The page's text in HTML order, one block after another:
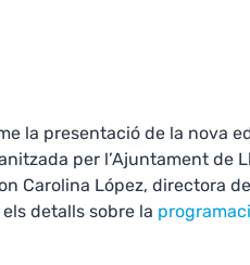
la presentació de la nova
per l’Ajuntament de
Carolina López, directora
detalls sobre la